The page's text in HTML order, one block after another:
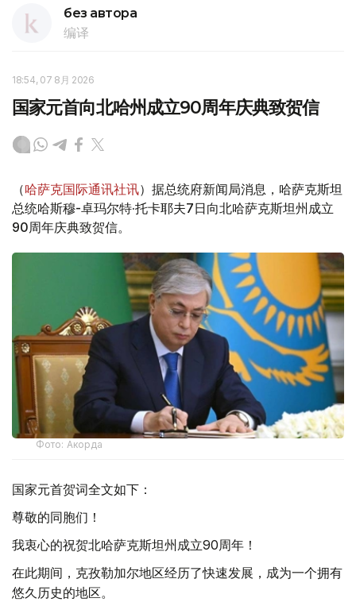
без автора
编译
18:54, 07 8月 2026
国家元首向北哈州成立90周年庆典致贺信
（哈萨克国际通讯社讯）据总统府新闻局消息，哈萨克斯坦
总统哈斯穆-卓玛尔特·托卡耶夫7日向北哈萨克斯坦州成立
90周年庆典致贺信。
Фото: Акорда
国家元首贺词全文如下：
尊敬的同胞们！
我衷心的祝贺北哈萨克斯坦州成立90周年！
在此期间，克孜勒加尔地区经历了快速发展，成为一个拥有
悠久历史的地区。